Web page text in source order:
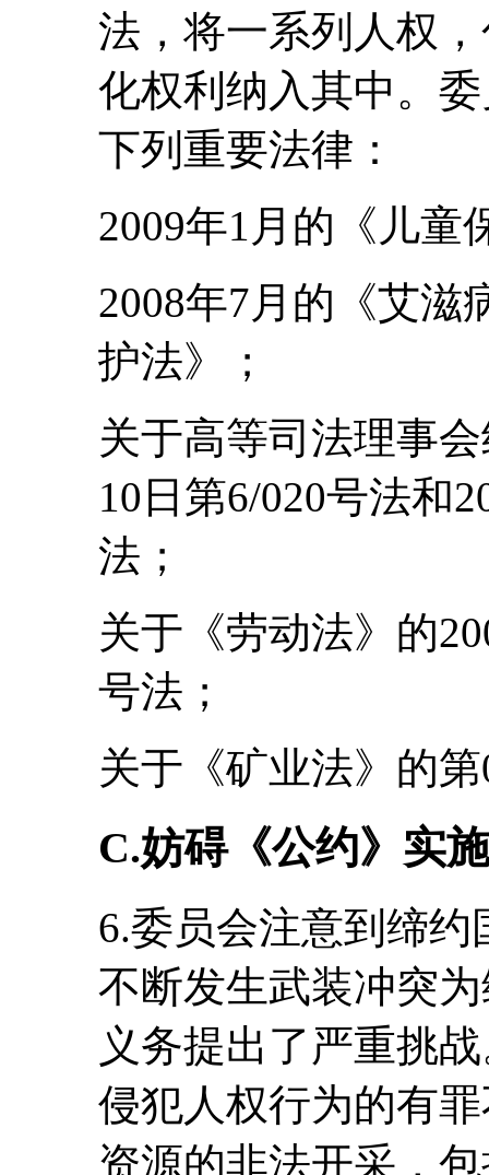
法，将一系列人权
化权利纳入其中。
下列重要法律：
2009年1月的《儿童
2008年7月的《艾滋
护法》；
关于高等司法理事
10日第6/020号法和
法；
关于《劳动法》的
号法；
关于《矿业法》的
C.妨碍《公约》实
6.委员会注意到缔
不断发生武装冲突
义务提出了严重挑
侵犯人权行为的有
资源的非法开采，